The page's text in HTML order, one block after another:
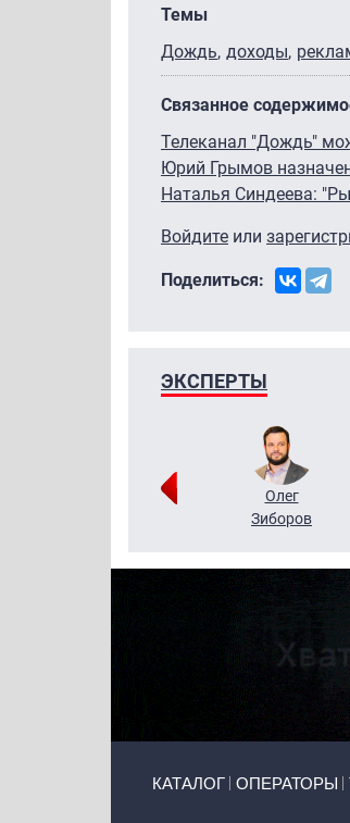
Темы
Дождь доходы
Связанное
Телеканал "Дождь"
Юрий Грымов
Наталья Синдеева:
Войдите или
Поделиться:
ЭКСПЕРТЫ
Олег
Зиборов
КАТАЛОГ ОПЕРАТОРЫ